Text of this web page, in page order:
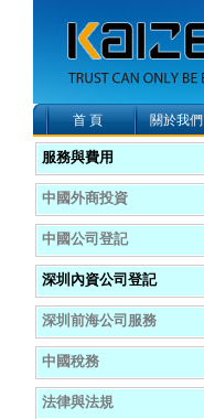
首 頁 關於我們
服務與費用
中國外商投資
中國公司登記
深圳內資公司登記
深圳前海公司服務
中國稅務
法律與法規